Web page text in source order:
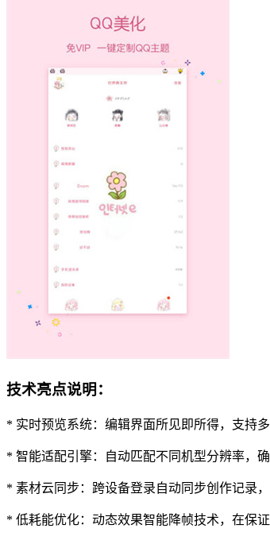
技术亮点说明：
* 实时预览系统：编辑界面所见即所得，支持
* 智能适配引擎：自动匹配不同机型分辨率，
* 素材云同步：跨设备登录自动同步创作记录
* 低耗能优化：动态效果智能降帧技术，在保